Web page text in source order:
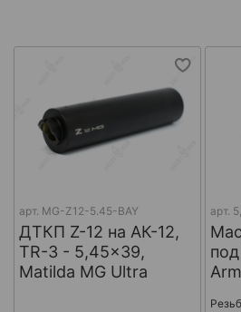
арт. MG-Z12-5.45-BAY
ДТКП Z-12 на АК-12,
TR-3 - 5,45x39,
Matilda MG Ultra
арт.